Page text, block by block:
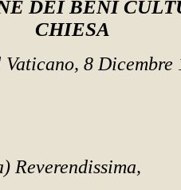
DEI BENI
CHIESA
8 Dicembre
Reverendissima,